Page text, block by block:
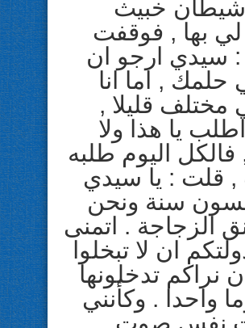
خبيث
بها , فوقفت
سيدي ارجو ان
حلمك , اما انا
مختلف قليلا ,
يا هذا ولا
اليوم طلبه
قلت : يا سيدي
سنة ونحن
الزجاجة . اتمنى
ان لا تبخلوا
نراكم تدخلونها
واحدا . وكأنني
نفس صوت